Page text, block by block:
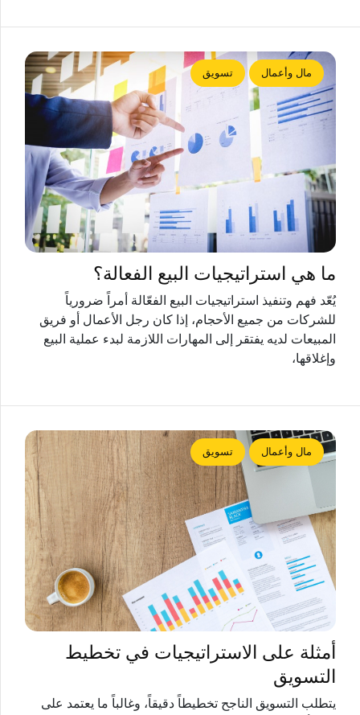
مال وأعمال تسويق
ما هي استراتيجيات البيع الفعالة؟
يُعّد فهم وتنفيذ استراتيجيات البيع الفعّالة أمراً ضرورياً
للشركات من جميع الأحجام، إذا كان رجل الأعمال أو فريق
المبيعات لديه يفتقر إلى المهارات اللازمة لبدء عملية البيع
وإغلاقها،
مال وأعمال تسويق
أمثلة على الاستراتيجيات في تخطيط
التسويق
يتطلب التسويق الناجح تخطيطاً دقيقاً، وغالباً ما يعتمد على